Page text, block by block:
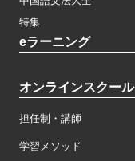
特集
eラーニング
オンラインスクール
担任制・講師
学習メソッド